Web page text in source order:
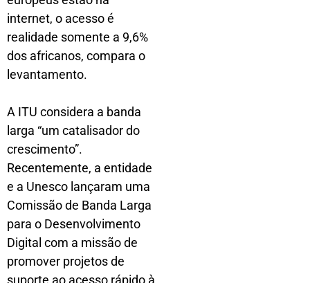
internet, o acesso é
realidade somente a 9,6%
dos africanos, compara o
levantamento.
A ITU considera a banda
larga “um catalisador do
crescimento”.
Recentemente, a entidade
e a Unesco lançaram uma
Comissão de Banda Larga
para o Desenvolvimento
Digital com a missão de
promover projetos de
suporte ao acesso rápido à